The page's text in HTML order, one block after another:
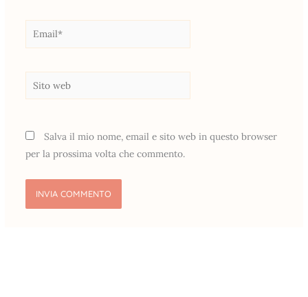
Email*
web
Salva il mio nome, email e sito web in questo browser
per la prossima volta che commento.